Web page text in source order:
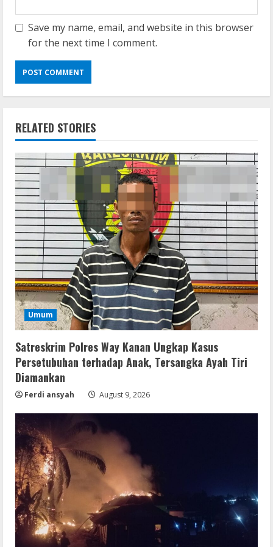
Save my name, email, and website in this browser
for the next time I comment.
RELATED STORIES
Umum
Satreskrim Polres Way Kanan Ungkap Kasus
Persetubuhan terhadap Anak, Tersangka Ayah Tiri
Diamankan
Ferdi ansyah August 9, 2026